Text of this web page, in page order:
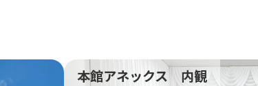
本館アネックス 内観